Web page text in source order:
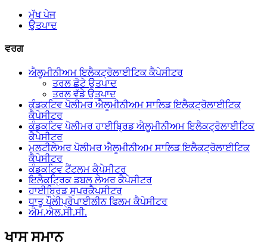
ਮੁੱਖ ਪੇਜ
ਉਤਪਾਦ
ਵਰਗ
ਐਲੂਮੀਨੀਅਮ ਇਲੈਕਟ੍ਰੋਲਾਈਟਿਕ ਕੈਪੇਸੀਟਰ
ਤਰਲ ਛੋਟੇ ਉਤਪਾਦ
ਤਰਲ ਵੱਡੇ ਉਤਪਾਦ
ਕੰਡਕਟਿਵ ਪੋਲੀਮਰ ਐਲੂਮੀਨੀਅਮ ਸਾਲਿਡ ਇਲੈਕਟ੍ਰੋਲਾਈਟਿਕ
ਕੈਪੇਸੀਟਰ
ਕੰਡਕਟਿਵ ਪੋਲੀਮਰ ਹਾਈਬ੍ਰਿਡ ਐਲੂਮੀਨੀਅਮ ਇਲੈਕਟ੍ਰੋਲਾਈਟਿਕ
ਕੈਪੇਸੀਟਰ
ਮਲਟੀਲੇਅਰ ਪੋਲੀਮਰ ਐਲੂਮੀਨੀਅਮ ਸਾਲਿਡ ਇਲੈਕਟ੍ਰੋਲਾਈਟਿਕ
ਕੈਪੇਸੀਟਰ
ਕੰਡਕਟਿਵ ਟੈਂਟਲਮ ਕੈਪੇਸੀਟਰ
ਇਲੈਕਟ੍ਰਿਕ ਡਬਲ ਲੇਅਰ ਕੈਪੇਸੀਟਰ
ਹਾਈਬ੍ਰਿਡ ਸੁਪਰਕੈਪਸੀਟਰ
ਧਾਤੂ ਪੌਲੀਪ੍ਰੋਪਾਈਲੀਨ ਫਿਲਮ ਕੈਪੇਸੀਟਰ
ਐਮ.ਐਲ.ਸੀ.ਸੀ.
ਖਾਸ ਸਮਾਨ